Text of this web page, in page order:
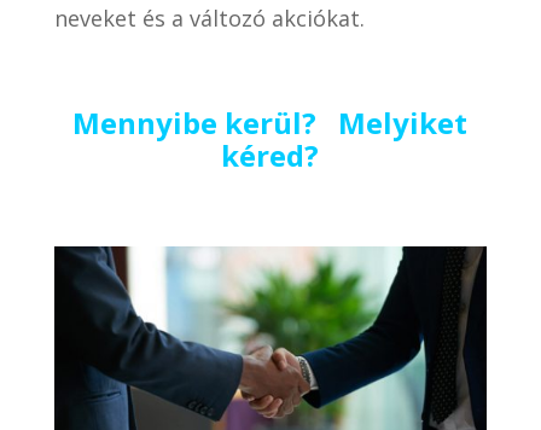
neveket és a változó akciókat.
Mennyibe kerül? Melyiket
kéred?